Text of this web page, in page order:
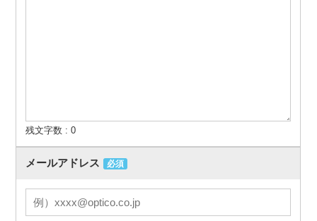
残文字数 :0
メールアドレス 必須